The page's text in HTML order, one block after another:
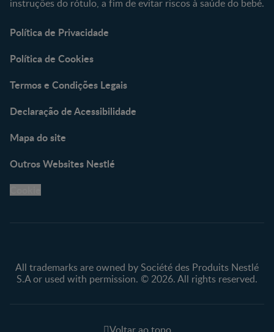
instruções do rótulo, a fim de evitar riscos à saúde do bebé.
Política de Privacidade
Política de Cookies
Termos e Condições Legais
Declaração de Acessibilidade
Mapa do site
Outros Websites Nestlé
All trademarks are owned by Société des Produits Nestlé
S.A or used with permission. © 2026. All rights reserved.